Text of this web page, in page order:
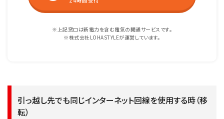
※上記窓口は新電力を含む電気の開通サービスです。
※株式会社LOHASTYLEが運営しています。
引っ越し先でも同じインターネット回線を使用する時（移
転）